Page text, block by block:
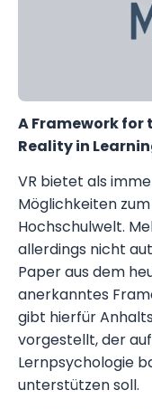
A Framework for
Reality in
VR bietet als
Möglichkeiten
Hochschulwelt.
allerdings nicht
Paper aus dem
anerkanntes
gibt hierfür
vorgestellt, der
Lernpsychologie
unterstützen soll.